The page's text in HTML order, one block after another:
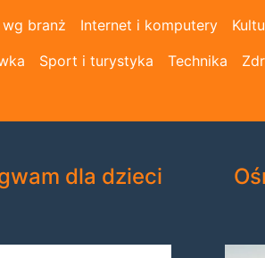
branż Internet i komputery
Sport i turystyka Technika
dla dzieci